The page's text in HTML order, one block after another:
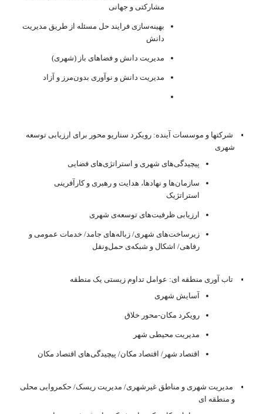
مشارکتی و جهانی
بهینه‌سازی فرایند حل مسئله از طریق مدیریت
دانش
مدیریت دانش و فضاهای باز (شهری)
مدیریت دانش و نوآوری بدون‌مرز و آزاد
شرکتها و موسسات آینده: رویکرد سناریو محور برای ارزیابی توسعه
شهری
پیچیدگی‌های شهری و استراتژی‌های فضایی
سازمان‌ها و نهادها، هدایت و رهبری و کارآفرینی
استراتژیک
ارزیابی ظرفیت‌های توسعه‌ی شهری
زیرساخت‌های شهری/ زباله‌های جامد/ خدمات عمومی و
رفاهی/ اشکال و شبکه‌ی حمل‌ونقل
تاب آوری منطقه ای: عوامل تداوم زیستی یک منطقه
آسایش شهری
رویکرد مکان-محور خلاق
مدیریت محیطی شهر
اقتصاد شهر/ اقتصاد مکان/ پیچیدگی‌های اقتصاد مکان
مدیریت شهری و مناطق غیرشهری/ مدیریت ریسک/ حکمروایی محلی
و منطقه ای